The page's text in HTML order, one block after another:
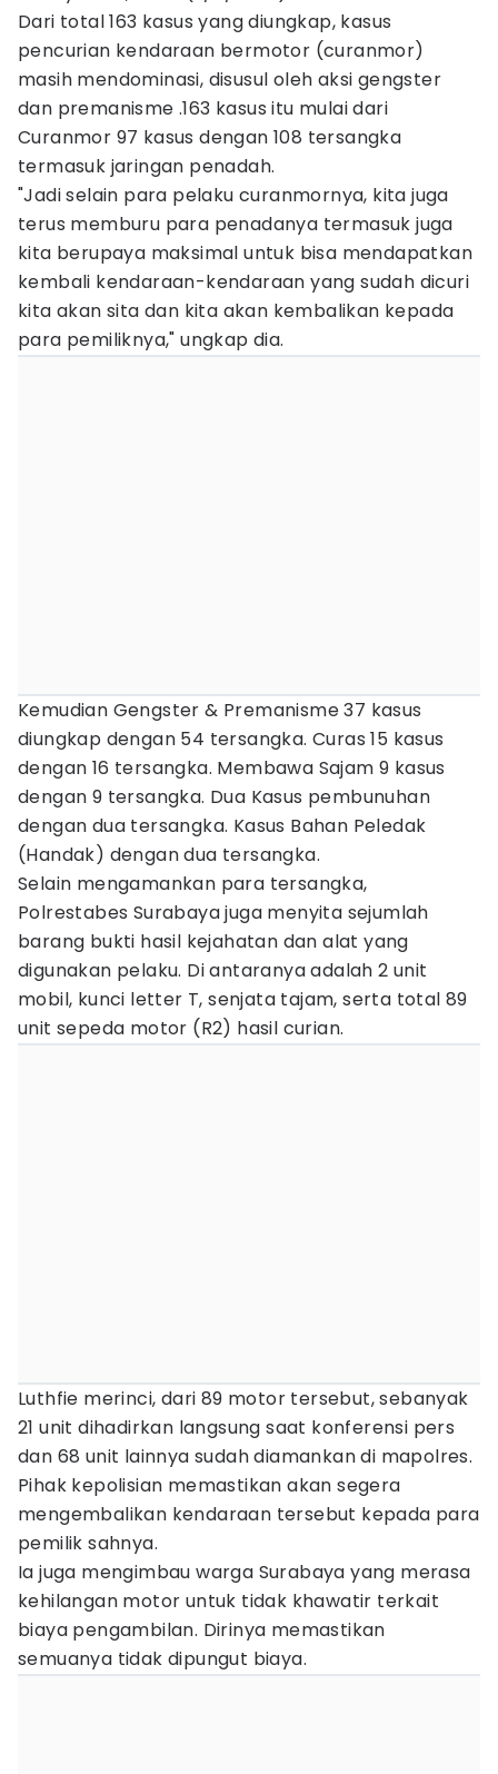
Dari total 163 kasus yang diungkap, kasus
pencurian kendaraan bermotor (curanmor)
masih mendominasi, disusul oleh aksi gengster
dan premanisme .163 kasus itu mulai dari
Curanmor 97 kasus dengan 108 tersangka
termasuk jaringan penadah.
"Jadi selain para pelaku curanmornya, kita juga
terus memburu para penadanya termasuk juga
kita berupaya maksimal untuk bisa mendapatkan
kembali kendaraan-kendaraan yang sudah dicuri
kita akan sita dan kita akan kembalikan kepada
para pemiliknya," ungkap dia.
Kemudian Gengster & Premanisme 37 kasus
diungkap dengan 54 tersangka. Curas 15 kasus
dengan 16 tersangka. Membawa Sajam 9 kasus
dengan 9 tersangka. Dua Kasus pembunuhan
dengan dua tersangka. Kasus Bahan Peledak
(Handak) dengan dua tersangka.
Selain mengamankan para tersangka,
Polrestabes Surabaya juga menyita sejumlah
barang bukti hasil kejahatan dan alat yang
digunakan pelaku. Di antaranya adalah 2 unit
mobil, kunci letter T, senjata tajam, serta total 89
unit sepeda motor (R2) hasil curian.
Luthfie merinci, dari 89 motor tersebut, sebanyak
21 unit dihadirkan langsung saat konferensi pers
dan 68 unit lainnya sudah diamankan di mapolres.
Pihak kepolisian memastikan akan segera
mengembalikan kendaraan tersebut kepada para
pemilik sahnya.
Ia juga mengimbau warga Surabaya yang merasa
kehilangan motor untuk tidak khawatir terkait
biaya pengambilan. Dirinya memastikan
semuanya tidak dipungut biaya.